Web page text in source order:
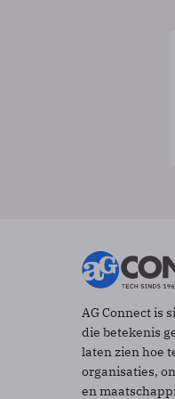
AG Connect is
die betekenis
laten zien hoe
organisaties,
en